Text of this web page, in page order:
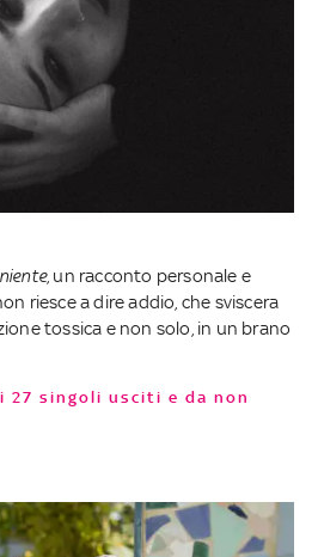
, un racconto personale e
riesce a dire addio, che sviscera
tossica e non solo, in un brano